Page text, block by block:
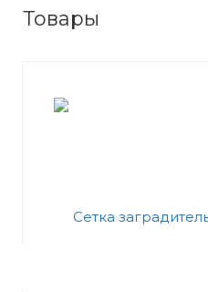
Товары